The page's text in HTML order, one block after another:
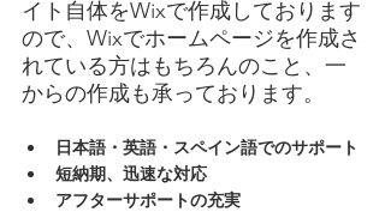
イト自体をWixで作成しております
ので、Wixでホームページを作成さ
れている方はもちろんのこと、一
からの作成も承っております。
日本語・英語・スペイン語でのサポート
短納期、迅速な対応
アフターサポートの充実